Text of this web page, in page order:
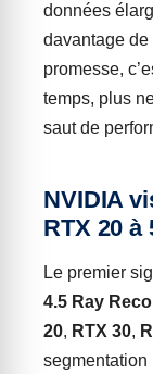
données
davantage
promesse,
temps, plus
saut de
NVIDIA
RTX 20 à
Le premier
4.5 Ray
20, RTX 30,
segmentation